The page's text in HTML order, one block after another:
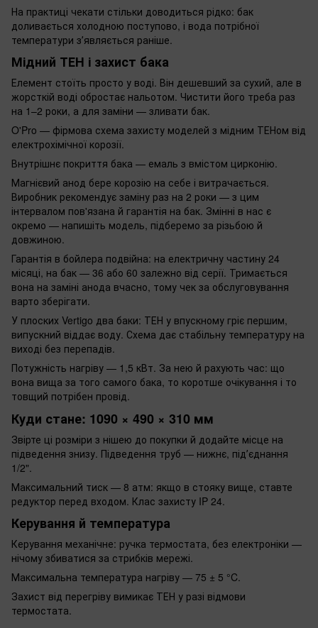
На практиці чекати стільки доводиться рідко: бак
доливається холодною поступово, і вода потрібної
температури зʼявляється раніше.
Мідний ТЕН і захист бака
Елемент стоїть просто у воді. Він дешевший за сухий, але в
жорсткій воді обростає нальотом. Чистити його треба раз
на 1–2 роки, а для заміни — зливати бак.
O'Pro — фірмова схема захисту моделей з мідним ТЕНом від
електрохімічної корозії.
Внутрішнє покриття бака — емаль з вмістом цирконію.
Магнієвий анод бере корозію на себе і витрачається.
Виробник рекомендує заміну раз на 2 роки — з цим
інтервалом пов'язана й гарантія на бак. Змінні в нас є
окремо — напишіть модель, підберемо за різьбою й
довжиною.
Гарантія в бойлера подвійна: на електричну частину 24
місяці, на бак — 36 або 60 залежно від серії. Тримається
вона на заміні анода вчасно, тому чек за обслуговування
варто зберігати.
У плоских Vertigo два баки: ТЕН у впускному гріє першим,
випускний віддає воду. Схема дає стабільну температуру на
виході без перепадів.
Потужність нагріву — 1,5 кВт. За нею й рахують час: що
вона вища за того самого бака, то коротше очікування і то
товщий потрібен провід.
Куди стане: 1090 × 490 × 310 мм
Звірте ці розміри з нішею до покупки й додайте місце на
підведення знизу. Підведення труб — нижнє, підʼєднання
1/2".
Максимальний тиск — 8 атм: якщо в стояку вище, ставте
редуктор перед входом. Клас захисту IP 24.
Керування й температура
Керування механічне: ручка термостата, без електроніки —
нічому збиватися за стрибків мережі.
Максимальна температура нагріву — 75 ± 5 °C.
Захист від перегріву вимикає ТЕН у разі відмови
термостата.